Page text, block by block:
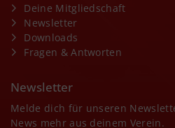
Deine Mitgliedschaft
Newsletter
Downloads
Fragen & Antworten
Newsletter
Melde dich für unseren
News mehr aus deinem Verein.